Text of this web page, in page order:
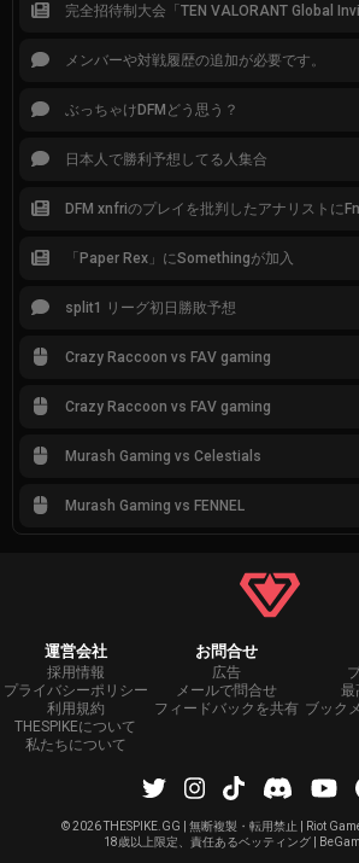
メンバーや対戦履歴の追加が必要です。
ぶっちゃけDFMどう思う？
日本人で勝利予想してる人集合
「Paper Rex」にSomethingが加入
split1 リーグ初日勝敗予想
Crazy Raccoon vs FAV gaming
Crazy Raccoon vs FAV gaming
Murash Gaming vs Celestials
Murash Gaming vs FENNEL
運営会社
採用情報
プライバシーポリシー
利用規約
THESPIKEについて
私たちについて
お問合せ
広告
メールで問合せ
フィードバックを共有
最
ブック
©2026 THESPIKE.GG | 無断複製・転用禁止 | Riot
18歳以上限定、責任あるベッティング |